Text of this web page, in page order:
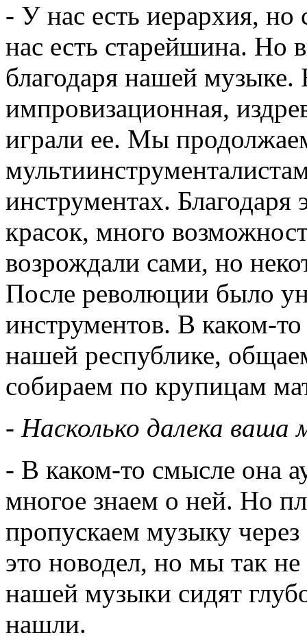
- У нас есть иерархия, но
нас есть старейшина. Но
благодаря нашей
импровизационная,
играли ее. Мы
инструментах.
красок, много
возрождали сами, но
После революции было
инструментов. В каком-
нашей республике,
собираем по крупицам
- Насколько далека
- В каком-то смысле она
многое знаем о ней. Но
пропускаем музыку через
это новодел, но мы так
нашей музыки сидят
нашли.